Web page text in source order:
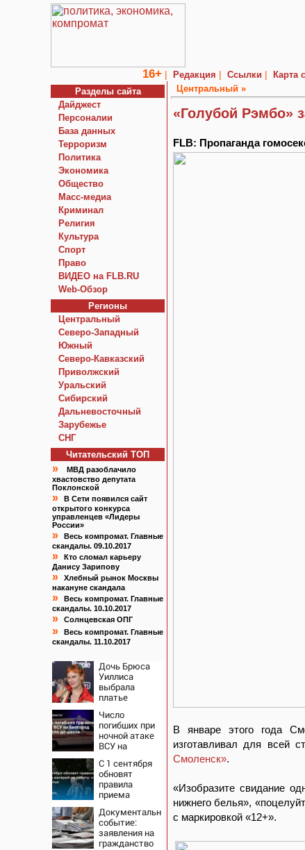
16+ | Редакция | Ссылки |
Карта
Разделы сайта
Дайджест
Персоналии
База данных
Терроризм
Политика
Экономика
Общество
Macc-медиа
Криминал
Религия
Культура
Спорт
Право
ВИДЕО на FLB.RU
Web-Обзор
Регионы
Центральный
Северо-Западный
Южный
Северо-Кавказский
Приволжский
Уральский
Сибирский
Дальневосточный
Зарубежье
СНГ
Читательский TOП
»
МВД разоблачило
хвастовство депутата
Поклонской
»
В Сети появился сайт
открытого конкурса
управленцев «Лидеры
России»
»
Весь компромат. Главные
скандалы. 09.10.2017
»
Кто сломал карьеру
Данису Зарипову
»
Хлебный рынок Москвы
накануне скандала
»
Весь компромат. Главные
скандалы. 10.10.2017
» Солнцевская ОПГ
»
Весь компромат. Главные
скандалы. 11.10.2017
Дочь Брюса
Уиллиса
выбрала
платье
свадьбы в
Сан-Вэлли
Число
погибших при
ночной атаке
ВСУ на
выросло до
шести
С 1 сентября
обновят
правила
приема
работу: что
изменится
Документальное
событие:
заявления на
гражданство
Центральный »
«Голубой Рэмбо»
FLB: Пропаганда
В январе этого года
изготавливал для всей
Смоленск».
«Изобразите свидание
нижнего белья»,
с маркировкой «12+».